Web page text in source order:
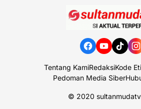
Tentang KamiRedaksiKode
Pedoman Media Siber
© 2020